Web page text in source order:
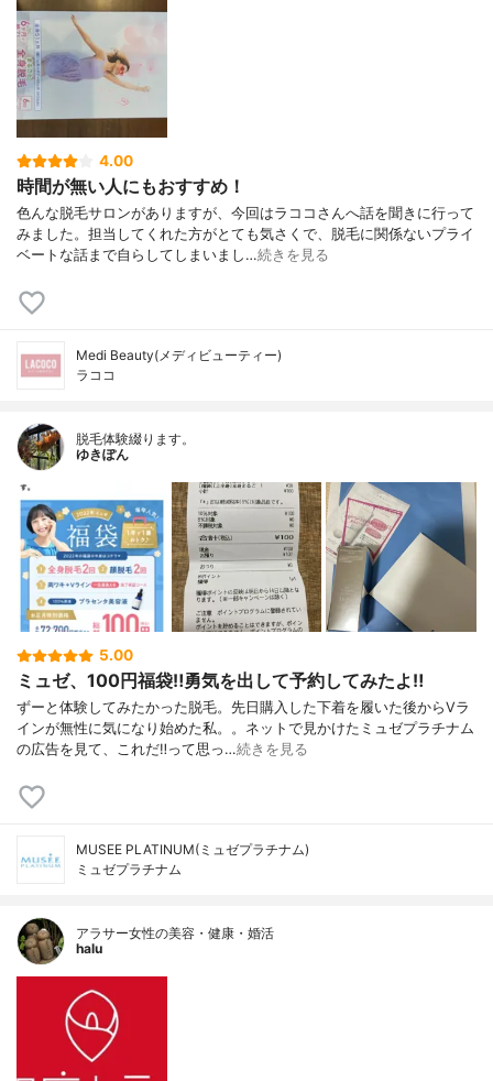
4.00
時間が無い人にもおすすめ！
色んな脱毛サロンがありますが、今回はラココさんへ話を聞きに行って
みました。担当してくれた方がとても気さくで、脱毛に関係ないプライ
ベートな話まで自らしてしまいまし…続きを見る
Medi Beauty(メディビューティー)
ラココ
脱毛体験綴ります。
ゆきぽん
5.00
ミュゼ、100円福袋‼︎勇気を出して予約してみたよ‼︎
ずーと体験してみたかった脱毛。先日購入した下着を履いた後からVラ
インが無性に気になり始めた私。。ネットで見かけたミュゼプラチナム
の広告を見て、これだ‼︎って思っ…続きを見る
MUSEE PLATINUM(ミュゼプラチナム)
ミュゼプラチナム
アラサー女性の美容・健康・婚活
halu